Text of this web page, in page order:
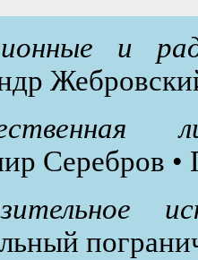
и
Серебров •